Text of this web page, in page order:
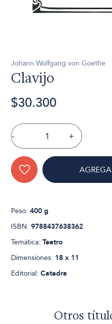
Johann Wolfgang von Goethe
Clavijo
$30.300
- +
Peso:400 g
ISBN:9788437638362
Temática:Teatro
Dimensiones: 18 x 11
Editorial:Catedra
Otros